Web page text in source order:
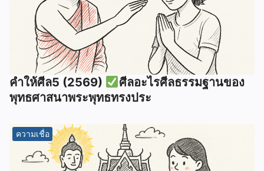
คำให้ศีล5 (2569)
ศีลอะไรศีลธรรมฐานของ
พุทธศาสนาพระพุทธทรงประ
ความเชื่อ